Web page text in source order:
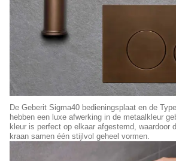
De Geberit Sigma40 bedieningsplaat en de
hebben een luxe afwerking in de metaalkleur
kleur is perfect op elkaar afgestemd, waardoor
kraan samen één stijlvol geheel vormen.